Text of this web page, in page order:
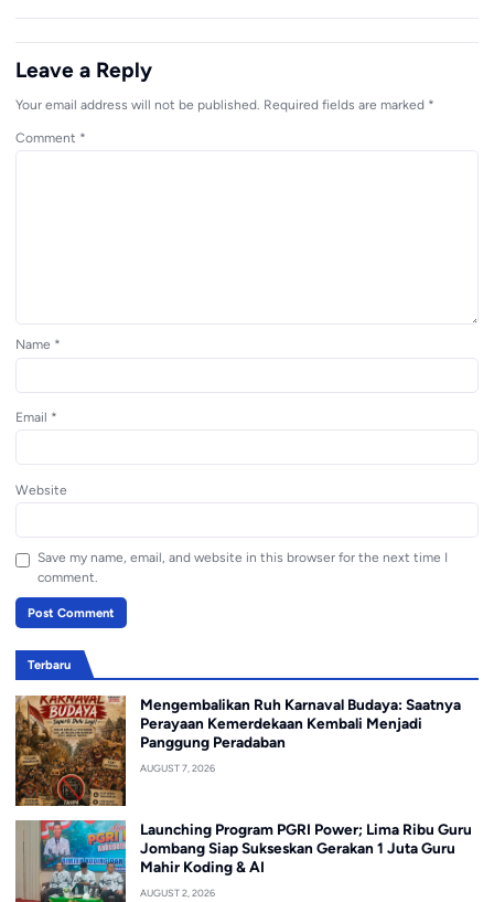
Leave a Reply
Your email address will not be published. Required fields are marked *
Comment *
Name *
Email *
Website
Save my name, email, and website in this browser for the next time I
comment.
Terbaru
Mengembalikan Ruh Karnaval Budaya: Saatnya
Perayaan Kemerdekaan Kembali Menjadi
Panggung Peradaban
AUGUST 7, 2026
Launching Program PGRI Power; Lima Ribu Guru
Jombang Siap Sukseskan Gerakan 1 Juta Guru
Mahir Koding & AI
AUGUST 2, 2026